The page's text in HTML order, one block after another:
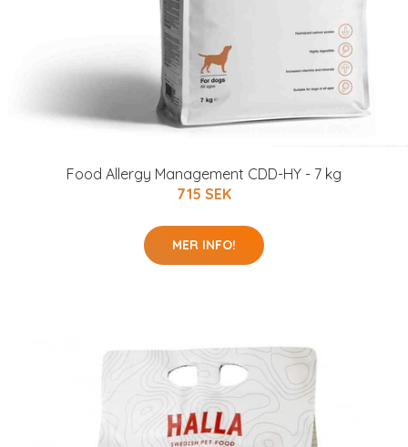
Food Allergy Management CDD-HY - 7 kg
715 SEK
MER INFO!